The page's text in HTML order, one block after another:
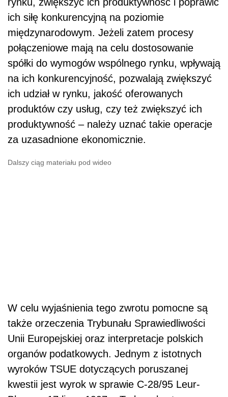
rynku, zwiększyć ich produktywność i poprawić
ich siłę konkurencyjną na poziomie
międzynarodowym. Jeżeli zatem procesy
połączeniowe mają na celu dostosowanie
spółki do wymogów wspólnego rynku, wpływają
na ich konkurencyjność, pozwalają zwiększyć
ich udział w rynku, jakość oferowanych
produktów czy usług, czy też zwiększyć ich
produktywność – należy uznać takie operacje
za uzasadnione ekonomicznie.
Dalszy ciąg materiału pod wideo
W celu wyjaśnienia tego zwrotu pomocne są
także orzeczenia Trybunału Sprawiedliwości
Unii Europejskiej oraz interpretacje polskich
organów podatkowych. Jednym z istotnych
wyroków TSUE dotyczących poruszanej
kwestii jest wyrok w sprawie C-28/95 Leur-